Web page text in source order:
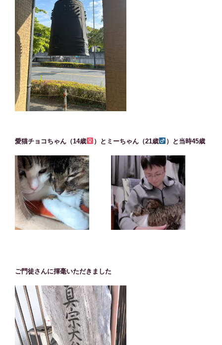
愛猫チョコちゃん（14歳 ）とミーちゃん（21歳 ）と当時45歳
ご門徒さんに揮毫いただきました